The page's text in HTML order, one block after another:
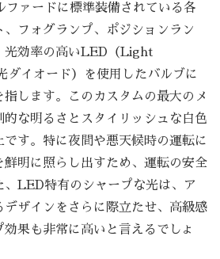
ァードに標準装備されている各
フォグランプ、ポジションラン
光効率の高いLED（Light
イオード）を使用したバルブに
指します。このカスタムの最大のメ
的な明るさとスタイリッシュな白色
す。特に夜間や悪天候時の運転に
鮮明に照らし出すため、運転の安全
、LED特有のシャープな光は、ア
デザインをさらに際立たせ、高級感
果も非常に高いと言えるでしょ